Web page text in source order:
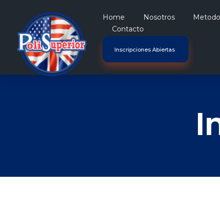
Home Nosotros
Contacto
Inscripciones Abiertas